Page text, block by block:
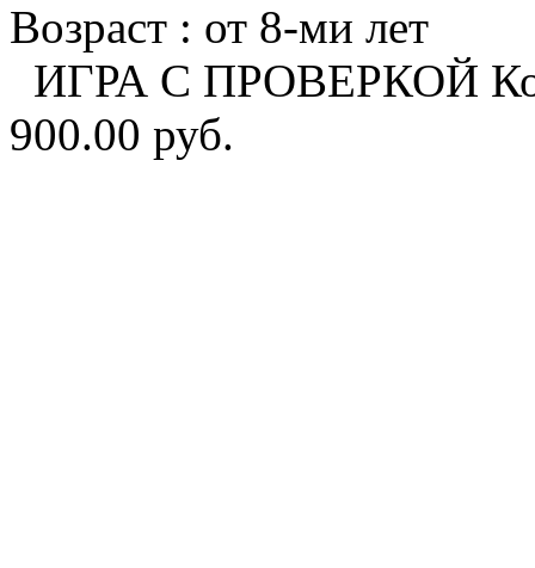
Возраст : от 8-ми лет
ИГРА С ПРОВЕРКОЙ
900.00 руб.